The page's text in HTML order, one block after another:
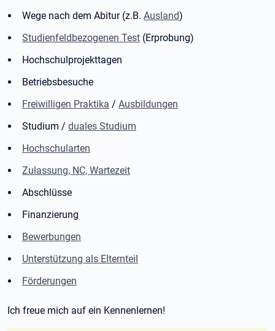
Wege nach dem Abitur (z.B. Ausland)
Studienfeldbezogenen Test (Erprobung)
Hochschulprojekttagen
Betriebsbesuche
Freiwilligen Praktika / Ausbildungen
Studium / duales Studium
Hochschularten
Zulassung, NC, Wartezeit
Abschlüsse
Finanzierung
Bewerbungen
Unterstützung als Elternteil
Förderungen
Ich freue mich auf ein Kennenlernen!